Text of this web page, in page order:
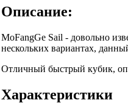
Описание:
MoFangGe Sail - довольно
нескольких вариантах,
Отличный быстрый кубик,
Характеристики